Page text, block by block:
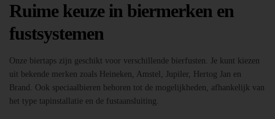
Ruime keuze in biermerken en
fustsystemen
Onze biertaps zijn geschikt voor verschillende bierfusten. Je kunt kiezen
uit bekende merken zoals Heineken, Amstel, Jupiler, Hertog Jan en
Brand. Ook speciaalbieren behoren tot de mogelijkheden, afhankelijk van
het type tapinstallatie en de fustaansluiting.